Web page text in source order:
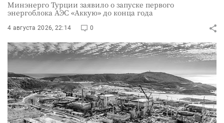
Минэнерго Турции заявило о запуске первого
энергоблока АЭС «Аккую» до конца года
4 августа 2026, 22:14 0